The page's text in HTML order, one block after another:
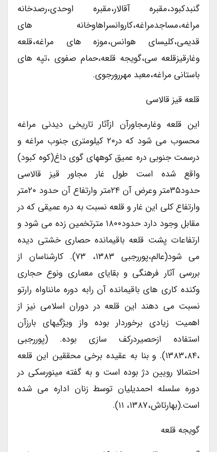
گنبدکبود،مقبره آقالار،مقبره اوحدی،رصدخانه
مراغه،مساجدمراغه،کاروانسراهاوخانه های
قدیمی،کلیسای هوانس،موزه های مراغه،قلعه
وغارقیزقلعه سی،گویجه قلعه،حمام صفوی ،تپه های
باستانی مراغه،معبد مهررورجوی.
قلعه قیز قالاسی
این قلعه وغارمجاورآن ازآثار تاریخی دیدنی مراغه
محسوب می شود که در۲۰ کیلومتری جنوب مراغه و
درسمت جنوبی دره عمیق کوههای گوی داغ(کوه کبود)
واقع شده است طول غار مجاور قیز قالاسی
حدود۳۵متر وعرض آن ۲۴متر وارتفاع آن حدود ۲۰متر
وارتفاع کلی این غار و قلعه نسبت به دره عمیقی که در
مقابل وجود دارد حدود۱۸۰۰ مترتخمین زده می شود و
ارتفاعات پشت قلعه باقیمانده حصاری خشتی دیده
می شود(عالم،پوررجبی ۱۳۸۳، ۷۳). کارشناسان از
بررسی آثار فرهنگی و بقایای معماری ونوع حجاری
وکنده کاری های باقیمانده آن رابه دوره مانناواه رارتو
نسبت می دهند این قلعه در دوران اسلامی نیز از
اهمیت زیادی برخوردار بوده واز ویژگیهای بارزآن
استفاده ازحصیردرکف سازی بوده. (پوررجبی
،۱۳۸۳،۸۴). و بنا به عقیده برخی محققین این قلعه
احتمالا رویین دژ بوده است و به گفته مینورسکی در
دوره سلسله احمدیلیان توسط زنان اداره می شده
است.(بهارتاش،۱۳۸۷، ۱۱).
گویجه قلعه